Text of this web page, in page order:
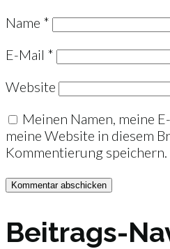
Name *
E-Mail *
Website
Meinen Namen, meine
meine Website in diesem
Kommentierung speichern.
Beitrags-